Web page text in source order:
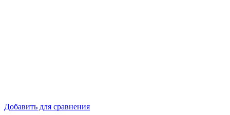
Добавить для сравнения